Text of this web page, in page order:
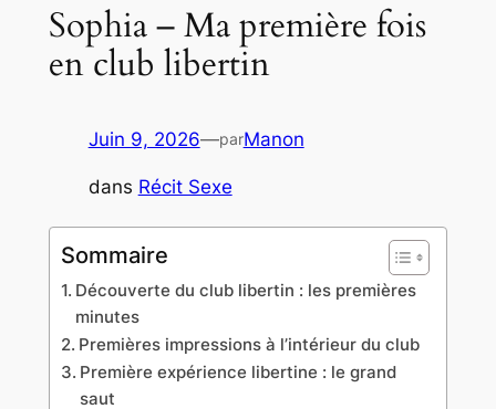
Sophia – Ma première fois
en club libertin
Juin 9, 2026—parManon
dans Récit Sexe
Sommaire
Découverte du club libertin : les premières
minutes
Premières impressions à l’intérieur du club
Première expérience libertine : le grand
saut